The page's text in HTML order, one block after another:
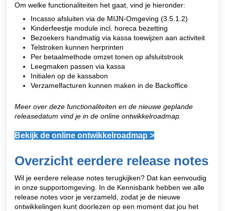
Om welke functionaliteiten het gaat, vind je hieronder:
Incasso afsluiten via de MIJN-Omgeving (3.5.1.2)
Kinderfeestje module incl. horeca bezetting
Bezoekers handmatig via kassa toewijzen aan activiteit
Telstroken kunnen herprinten
Per betaalmethode omzet tonen op afsluitstrook
Leegmaken passen via kassa
Initialen op de kassabon
Verzamelfacturen kunnen maken in de Backoffice
Meer over deze functionaliteiten en de nieuwe geplande
releasedatum vind je in de online ontwikkelroadmap.
Bekijk de online ontwikkelroadmap >
Overzicht eerdere release notes
Wil je eerdere release notes terugkijken? Dat kan eenvoudig
in onze supportomgeving. In de Kennisbank hebben we alle
release notes voor je verzameld, zodat je de nieuwe
ontwikkelingen kunt doorlezen op een moment dat jou het